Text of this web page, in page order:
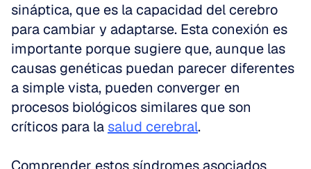
sináptica, que es la capacidad del cerebro
para cambiar y adaptarse. Esta conexión es
importante porque sugiere que, aunque las
causas genéticas puedan parecer diferentes
a simple vista, pueden converger en
procesos biológicos similares que son
críticos para la salud cerebral.